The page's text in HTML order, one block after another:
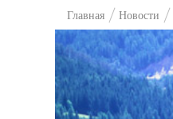
Главная Новости